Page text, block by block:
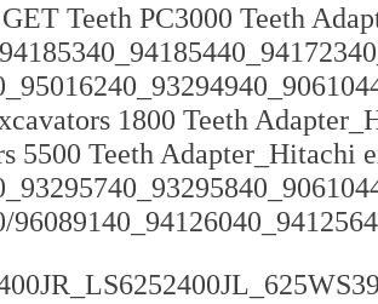
Teeth PC3000 Teeth
1800 Teeth
5500 Teeth Adapter_Hitachi